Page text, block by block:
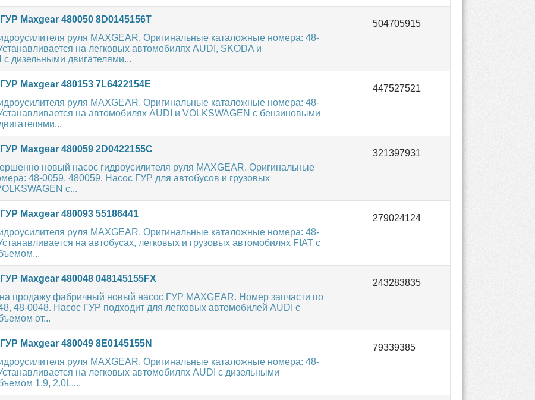
Maxgear 480050 8D0145156T
руля MAXGEAR. Оригинальные каталожные номера: 48-
на легковых автомобилях AUDI, SKODA и
с дизельными двигателями...
Maxgear 480153 7L6422154E
руля MAXGEAR. Оригинальные каталожные номера: 48-
на автомобилях AUDI и VOLKSWAGEN с бензиновыми
Maxgear 480059 2D0422155C
новый насос гидроусилителя руля MAXGEAR. Оригинальные
48-0059, 480059. Насос ГУР для автобусов и грузовых
с...
Maxgear 480093 55186441
руля MAXGEAR. Оригинальные каталожные номера: 48-
на автобусах, легковых и грузовых автомобилях FIAT с
Maxgear 480048 048145155FX
продажу фабричный новый насос ГУР MAXGEAR. Номер запчасти по
48-0048. Насос ГУР подходит для легковых автомобилей AUDI с
от...
Maxgear 480049 8E0145155N
руля MAXGEAR. Оригинальные каталожные номера: 48-
на легковых автомобилях AUDI с дизельными
1.9, 2.0L....